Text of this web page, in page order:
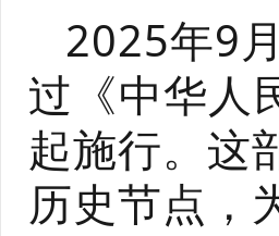
2025年9
过《中华人
起施行。这
历史节点，